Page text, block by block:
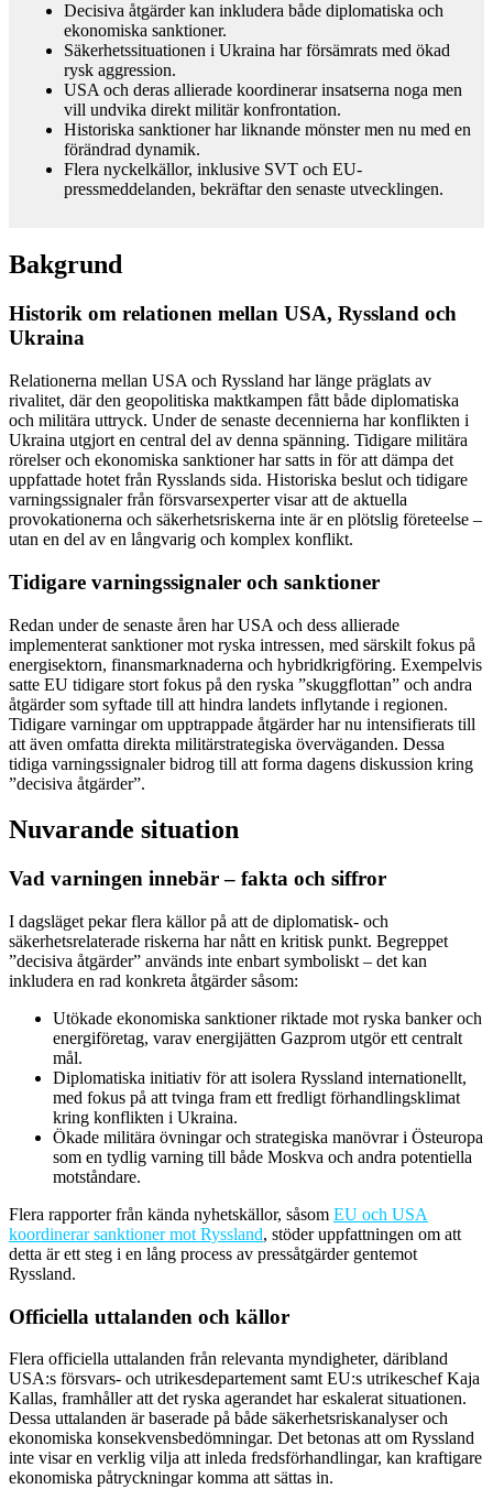
Decisiva åtgärder kan inkludera både diplomatiska och
ekonomiska sanktioner.
Säkerhetssituationen i Ukraina har försämrats med ökad
rysk aggression.
USA och deras allierade koordinerar insatserna noga men
vill undvika direkt militär konfrontation.
Historiska sanktioner har liknande mönster men nu med en
förändrad dynamik.
Flera nyckelkällor, inklusive SVT och EU-
pressmeddelanden, bekräftar den senaste utvecklingen.
Bakgrund
Historik om relationen mellan USA, Ryssland och
Ukraina
Relationerna mellan USA och Ryssland har länge präglats av
rivalitet, där den geopolitiska maktkampen fått både diplomatiska
och militära uttryck. Under de senaste decennierna har konflikten i
Ukraina utgjort en central del av denna spänning. Tidigare militära
rörelser och ekonomiska sanktioner har satts in för att dämpa det
uppfattade hotet från Rysslands sida. Historiska beslut och tidigare
varningssignaler från försvarsexperter visar att de aktuella
provokationerna och säkerhetsriskerna inte är en plötslig företeelse –
utan en del av en långvarig och komplex konflikt.
Tidigare varningssignaler och sanktioner
Redan under de senaste åren har USA och dess allierade
implementerat sanktioner mot ryska intressen, med särskilt fokus på
energisektorn, finansmarknaderna och hybridkrigföring. Exempelvis
satte EU tidigare stort fokus på den ryska ”skuggflottan” och andra
åtgärder som syftade till att hindra landets inflytande i regionen.
Tidigare varningar om upptrappade åtgärder har nu intensifierats till
att även omfatta direkta militärstrategiska överväganden. Dessa
tidiga varningssignaler bidrog till att forma dagens diskussion kring
”decisiva åtgärder”.
Nuvarande situation
Vad varningen innebär – fakta och siffror
I dagsläget pekar flera källor på att de diplomatisk- och
säkerhetsrelaterade riskerna har nått en kritisk punkt. Begreppet
”decisiva åtgärder” används inte enbart symboliskt – det kan
inkludera en rad konkreta åtgärder såsom:
Utökade ekonomiska sanktioner riktade mot ryska banker och
energiföretag, varav energijätten Gazprom utgör ett centralt
mål.
Diplomatiska initiativ för att isolera Ryssland internationellt,
med fokus på att tvinga fram ett fredligt förhandlingsklimat
kring konflikten i Ukraina.
Ökade militära övningar och strategiska manövrar i Östeuropa
som en tydlig varning till både Moskva och andra potentiella
motståndare.
Flera rapporter från kända nyhetskällor, såsom EU och USA
koordinerar sanktioner mot Ryssland, stöder uppfattningen om att
detta är ett steg i en lång process av pressåtgärder gentemot
Ryssland.
Officiella uttalanden och källor
Flera officiella uttalanden från relevanta myndigheter, däribland
USA:s försvars- och utrikesdepartement samt EU:s utrikeschef Kaja
Kallas, framhåller att det ryska agerandet har eskalerat situationen.
Dessa uttalanden är baserade på både säkerhetsriskanalyser och
ekonomiska konsekvensbedömningar. Det betonas att om Ryssland
inte visar en verklig vilja att inleda fredsförhandlingar, kan kraftigare
ekonomiska påtryckningar komma att sättas in.